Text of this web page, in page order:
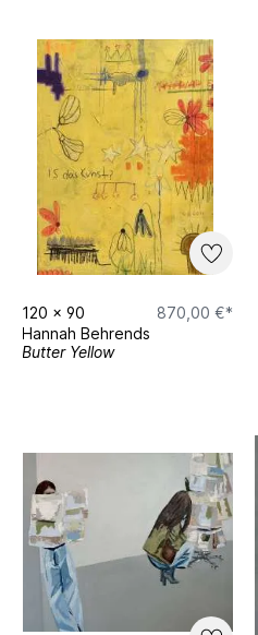
120 x 90
870,00 €*
Hannah Behrends
Butter Yellow